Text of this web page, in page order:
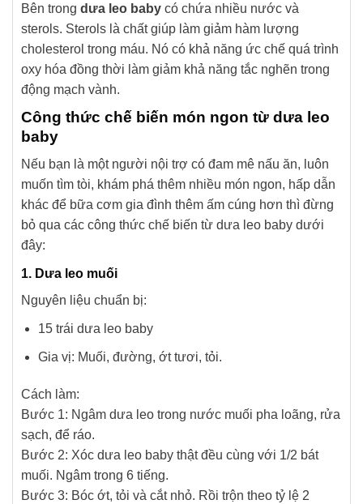
Bên trong dưa leo baby có chứa nhiều nước và
sterols. Sterols là chất giúp làm giảm hàm lượng
cholesterol trong máu. Nó có khả năng ức chế quá trình
oxy hóa đồng thời làm giảm khả năng tắc nghẽn trong
động mạch vành.
Công thức chế biến món ngon từ dưa leo
baby
Nếu bạn là một người nội trợ có đam mê nấu ăn, luôn
muốn tìm tòi, khám phá thêm nhiều món ngon, hấp dẫn
khác để bữa cơm gia đình thêm ấm cúng hơn thì đừng
bỏ qua các công thức chế biến từ dưa leo baby dưới
đây:
1. Dưa leo muối
Nguyên liệu chuẩn bị:
15 trái dưa leo baby
Gia vị: Muối, đường, ớt tươi, tỏi.
Cách làm:
Bước 1: Ngâm dưa leo trong nước muối pha loãng, rửa
sạch, để ráo.
Bước 2: Xóc dưa leo baby thật đều cùng với 1/2 bát
muối. Ngâm trong 6 tiếng.
Bước 3: Bóc ớt, tỏi và cắt nhỏ. Rồi trộn theo tỷ lệ 2